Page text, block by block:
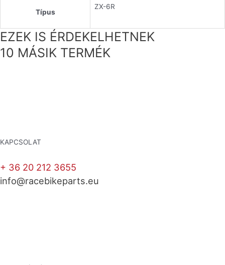
Típus
ZX-6R
EZEK IS ÉRDEKELHETNEK
10 MÁSIK TERMÉK
KAPCSOLAT
+ 36 20 212 3655
info@racebikeparts.eu